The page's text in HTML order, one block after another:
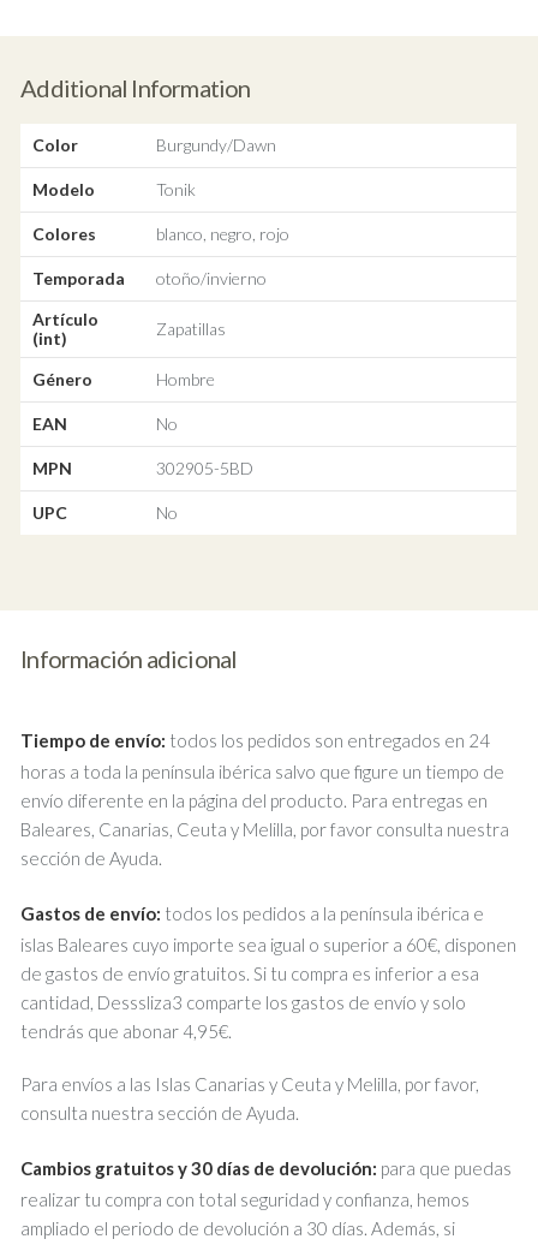
Additional Information
Color Burgundy/Dawn
Modelo Tonik
Colores blanco, negro, rojo
Temporada
otoño/invierno
Artículo
(int)
Zapatillas
Género Hombre
EAN No
MPN 302905-5BD
UPC No
Información adicional
Tiempo de envío: todos los pedidos son entregados en 24
horas a toda la península ibérica salvo que figure un tiempo de
envío diferente en la página del producto. Para entregas en
Baleares, Canarias, Ceuta y Melilla, por favor consulta nuestra
sección de Ayuda.
Gastos de envío: todos los pedidos a la península ibérica e
islas Baleares cuyo importe sea igual o superior a 60€, disponen
de gastos de envío gratuitos. Si tu compra es inferior a esa
cantidad, Desssliza3 comparte los gastos de envío y solo
tendrás que abonar 4,95€.
Para envíos a las Islas Canarias y Ceuta y Melilla, por favor,
consulta nuestra sección de Ayuda.
Cambios gratuitos y 30 días de devolución: para que puedas
realizar tu compra con total seguridad y confianza, hemos
ampliado el periodo de devolución a 30 días. Además, si